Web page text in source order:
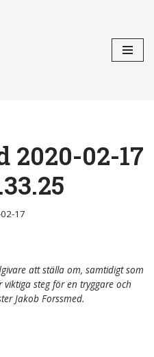
2020-02-17
17
att ställa om, samtidigt som
steg för en tryggare och
Jakob Forssmed.